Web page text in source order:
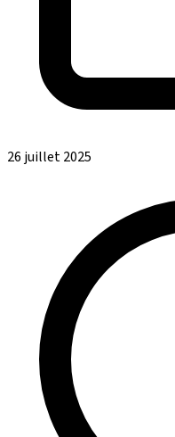
26 juillet 2025